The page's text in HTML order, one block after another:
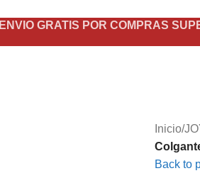
ENVIO GRATIS POR COMPRAS
Inicio/
Back to